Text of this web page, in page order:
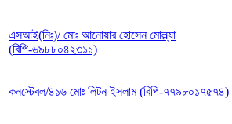
এসআই(নিঃ)/ মোঃ আনোয়ার হোসেন মোল্ল্যা
(বিপি-৬৯৮৮০৪২৩১১)
কনস্টেবল/৪১৬ মোঃ লিটন ইসলাম (বিপি-৭৭৯৮০১৭৫৭৪)